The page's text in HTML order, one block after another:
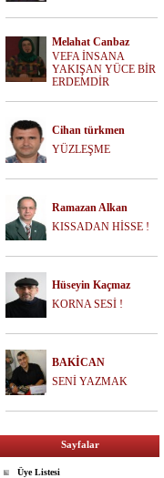
Melahat Canbaz
VEFA İNSANA
YAKIŞAN YÜCE BİR
ERDEMDİR
Cihan türkmen
YÜZLEŞME
Ramazan Alkan
KISSADAN HİSSE !
Hüseyin Kaçmaz
KORNA SESİ !
BAKİCAN
SENİ YAZMAK
Sayfalar
Üye Listesi